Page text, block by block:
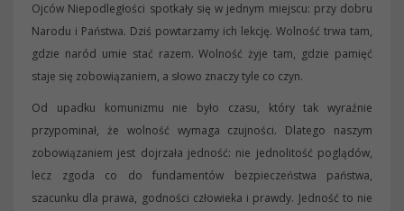
Ojców Niepodległości spotkały się w jednym miejscu: przy dobru
Narodu i Państwa. Dziś powtarzamy ich lekcję. Wolność trwa tam,
gdzie naród umie stać razem. Wolność żyje tam, gdzie pamięć
staje się zobowiązaniem, a słowo znaczy tyle co czyn.
Od upadku komunizmu nie było czasu, który tak wyraźnie
przypominał, że wolność wymaga czujności. Dlatego naszym
zobowiązaniem jest dojrzała jedność: nie jednolitość poglądów,
lecz zgoda co do fundamentów bezpieczeństwa państwa,
szacunku dla prawa, godności człowieka i prawdy. Jedność to nie